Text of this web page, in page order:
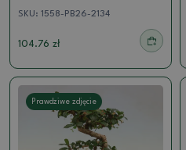
SKU: 1558-PB26-2134
104.76 zł
Prawdziwe zdjęcie